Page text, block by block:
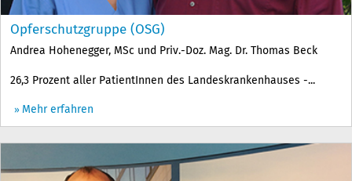
Opferschutzgruppe (OSG)
Andrea Hohenegger, MSc und Priv.-Doz. Mag. Dr. Thomas Beck
26,3 Prozent aller PatientInnen des Landeskrankenhauses -...
Mehr erfahren